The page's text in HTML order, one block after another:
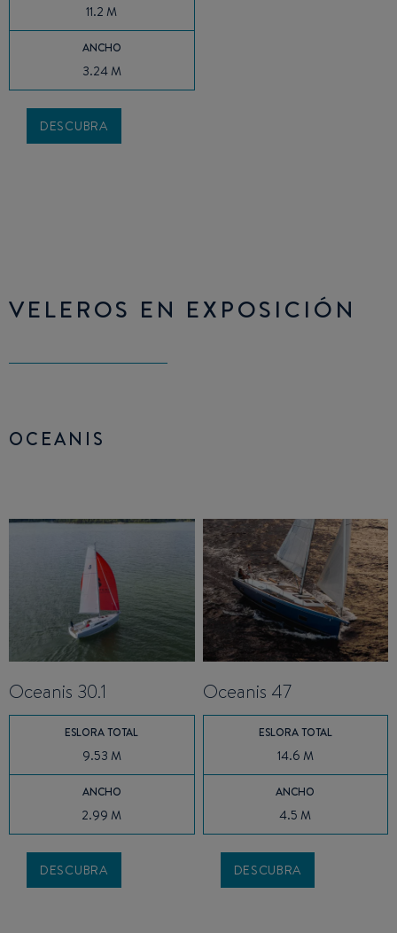
11.2 M
ANCHO
3.24 M
DESCUBRA
VELEROS EN EXPOSICIÓN
OCEANIS
Oceanis 30.1
ESLORA TOTAL
9.53 M
ANCHO
2.99 M
DESCUBRA
Oceanis 47
ESLORA TOTAL
14.6 M
ANCHO
4.5 M
DESCUBRA